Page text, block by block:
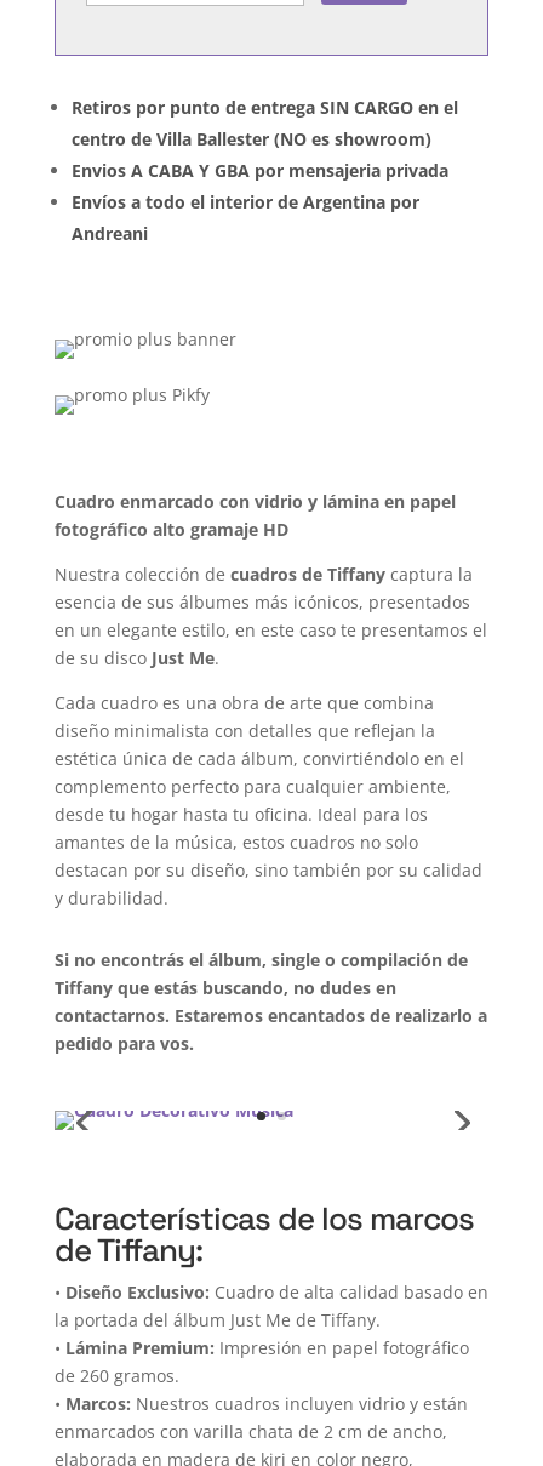
Retiros por punto de entrega SIN CARGO en el
centro de Villa Ballester (NO es showroom)
Envios A CABA Y GBA por mensajeria privada
Envíos a todo el interior de Argentina por
Andreani
Cuadro enmarcado con vidrio y lámina en papel
fotográfico alto gramaje HD
Nuestra colección de cuadros de Tiffanycaptura la
esencia de sus álbumes más icónicos, presentados
en un elegante estilo, en este caso te presentamos el
de su disco Just Me.
Cada cuadro es una obra de arte que combina
diseño minimalista con detalles que reflejan la
estética única de cada álbum, convirtiéndolo en el
complemento perfecto para cualquier ambiente,
desde tu hogar hasta tu oficina. Ideal para los
amantes de la música, estos cuadros no solo
destacan por su diseño, sino también por su calidad
y durabilidad.
Si no encontrás el álbum, single o compilación de
Tiffany que estás buscando, no dudes en
contactarnos. Estaremos encantados de realizarlo a
pedido para vos.
Características de los marcos
de Tiffany:
• Diseño Exclusivo: Cuadro de alta calidad basado en
la portada del álbum Just Me de Tiffany.
• Lámina Premium: Impresión en papel fotográfico
de 260 gramos.
• Marcos: Nuestros cuadros incluyen vidrio y están
enmarcados con varilla chata de 2 cm de ancho,
elaborada en madera de kiri en color negro,